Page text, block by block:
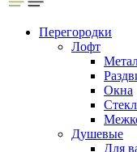
Перегородки
Лофт
Окна
Душевые
Для